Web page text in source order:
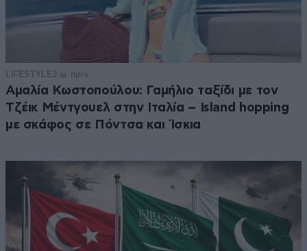
LIFESTYLE 2 ω. πριν
Αμαλία Κωστοπούλου: Γαμήλιο ταξίδι με τον
Τζέικ Μέντγουελ στην Ιταλία – Island hopping
με σκάφος σε Πόντσα και Ίσκια